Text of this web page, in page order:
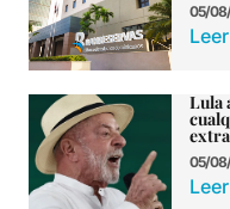
05/
Lula
05/